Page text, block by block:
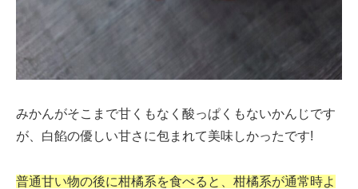
みかんがそこまで甘くもなく酸っぱくもないかんじです
が、白餡の優しい甘さに包まれて美味しかったです!
普通甘い物の後に柑橘系を食べると、柑橘系が通常時よ